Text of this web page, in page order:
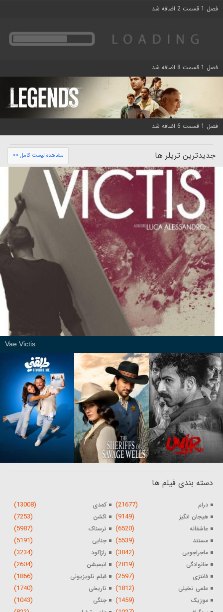
فصل 1 قسمت 2 اضافه شد
فصل 1 قسمت 8 اضافه شد
فصل 1 قسمت 6 اضافه شد
جدیدترین تریلر ها مشاهده لیست کامل >>
Vae Victis
دسته بندی فیلم ها
درام (21677) کمدی (13008)
هیجان انگیز (9149) اکشن (7253)
عاشقانه (6520) ترسناک (5987)
مستند (5539) جنایی (5191)
ماجراجویی (3842) رازآلود (3234)
خانوادگی (2819) انیمیشن (2604)
فانتزی (2597) فیلم تلویزیونی (1866)
علمی تخیلی (1812) تاریخی (1740)
موزیک (1459) جنگی (1043)